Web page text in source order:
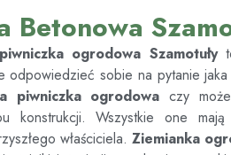
Betonowa
piwniczka ogrodowa Szamotuły
odpowiedzieć sobie na pytanie
piwniczka ogrodowa czy
konstrukcji. Wszystkie one
właściciela. Ziemianka